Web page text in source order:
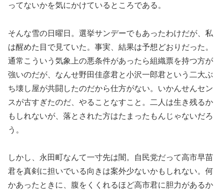
ってないかを気にかけているところである。
そんな雪の日曜日。選挙サンデーでもあったわけだが、私
は醒めた目で見ていた。事実、結果は予想どおりだった。
通常こういう気象上の悪条件があったら組織票を持つ方が
強いのだが、なんせ野田佳彦君と小沢一郎君という二大ぶ
ち壊し屋が共闘したのだから仕方がない。いかんせんセン
スが古すぎたのだ、やることなすこと。二人は生き残るか
もしれないが、落とされた方はたまったもんじゃないだろ
う。
しかし、永田町なんて一寸先は闇。自民党だって高市早苗
君を真剣に担いでいる向きは案外少ないかもしれない。何
かあったときに、腹をくくれるほど高市君に胆力があるか